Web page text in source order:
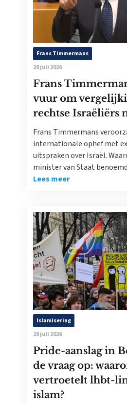
Frans Timmermans
28 juli 2026
Frans
vuur om
rechtse Israëliërs
Frans Timmermans
internationale ophef met
uitspraken over Israël.
minister van Staat
Lees meer
Islamisering
28 juli 2026
Pride-aanslag in
de vraag op:
vertroetelt lhbt-
islam?